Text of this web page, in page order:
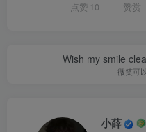
点赞 10 赞赏
Wish my smile
微笑可
小薛